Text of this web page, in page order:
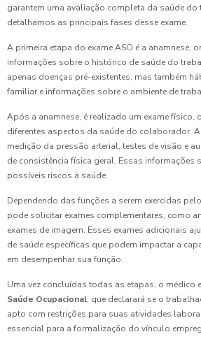
garantem uma avaliação completa da saúde do
detalhamos as principais fases desse exame.
A primeira etapa do exame ASO é a anamnese,
informações sobre o histórico de saúde do
apenas doenças pré-existentes, mas também
familiar e informações sobre o ambiente de
Após a anamnese, é realizado um exame físico,
diferentes aspectos da saúde do colaborador.
medição da pressão arterial, testes de visão e
de consistência física geral. Essas informações
possíveis riscos à saúde.
Dependendo das funções a serem exercidas
pode solicitar exames complementares, como
exames de imagem. Esses exames adicionais
de saúde específicas que podem impactar a
em desempenhar sua função.
Uma vez concluídas todas as etapas, o médico
Saúde Ocupacional, que declarará se o
apto com restrições para suas atividades
essencial para a formalização do vínculo